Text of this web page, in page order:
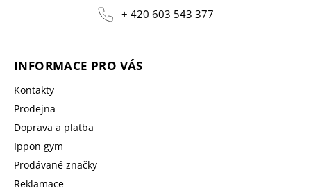
+ 420 603 543 377
INFORMACE PRO VÁS
Kontakty
Prodejna
Doprava a platba
Ippon gym
Prodávané značky
Reklamace